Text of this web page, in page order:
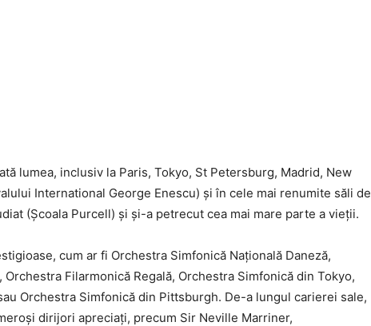
lumea, inclusiv la Paris, Tokyo, St Petersburg, Madrid, New
International George Enescu) și în cele mai renumite săli de
(Școala Purcell) și și-a petrecut cea mai mare parte a vieții.
cum ar fi Orchestra Simfonică Națională Daneză,
Filarmonică Regală, Orchestra Simfonică din Tokyo,
Orchestra Simfonică din Pittsburgh. De-a lungul carierei sale,
dirijori apreciați, precum Sir Neville Marriner,